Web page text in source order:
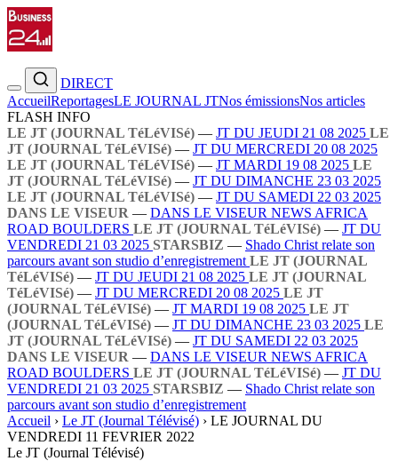
DIRECT
AccueilReportagesLE JOURNAL JTNos émissionsNos articles
FLASH INFO
LE JT (JOURNAL TéLéVISé) — JT DU JEUDI 21 08 2025 LE
JT (JOURNAL TéLéVISé) — JT DU MERCREDI 20 08 2025
LE JT (JOURNAL TéLéVISé) — JT MARDI 19 08 2025 LE
JT (JOURNAL TéLéVISé) — JT DU DIMANCHE 23 03 2025
LE JT (JOURNAL TéLéVISé) — JT DU SAMEDI 22 03 2025
DANS LE VISEUR — DANS LE VISEUR NEWS AFRICA
ROAD BOULDERS LE JT (JOURNAL TéLéVISé) — JT DU
VENDREDI 21 03 2025 STARSBIZ — Shado Christ relate son
parcours avant son studio d’enregistrement LE JT (JOURNAL
TéLéVISé) — JT DU JEUDI 21 08 2025 LE JT (JOURNAL
TéLéVISé) — JT DU MERCREDI 20 08 2025 LE JT
(JOURNAL TéLéVISé) — JT MARDI 19 08 2025 LE JT
(JOURNAL TéLéVISé) — JT DU DIMANCHE 23 03 2025 LE
JT (JOURNAL TéLéVISé) — JT DU SAMEDI 22 03 2025
DANS LE VISEUR — DANS LE VISEUR NEWS AFRICA
ROAD BOULDERS LE JT (JOURNAL TéLéVISé) — JT DU
VENDREDI 21 03 2025 STARSBIZ — Shado Christ relate son
parcours avant son studio d’enregistrement
Accueil › Le JT (Journal Télévisé) › LE JOURNAL DU
VENDREDI 11 FEVRIER 2022
Le JT (Journal Télévisé)